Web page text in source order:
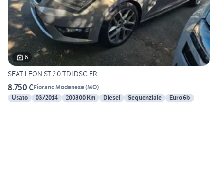
6
SEAT LEON ST 2.0 TDI DSG FR
8.750 €Fiorano Modenese(MO)
Usato
03/2014 200300 Km Diesel Sequenziale Euro 6b